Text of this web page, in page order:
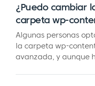
¿Puedo cambiar
carpeta wp-
Algunas personas
la carpeta wp-
avanzada, y aunque